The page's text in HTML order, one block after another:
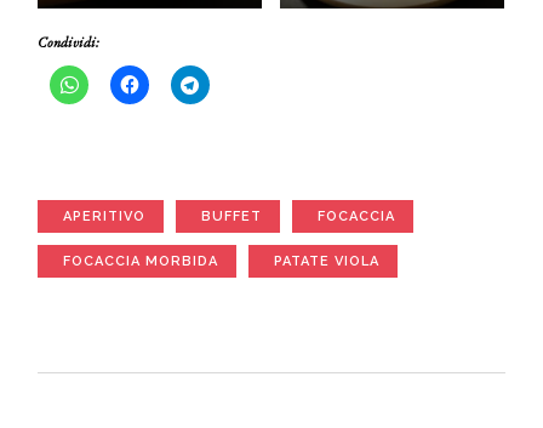
Condividi:
APERITIVO BUFFET FOCACCIA
FOCACCIA MORBIDA PATATE VIOLA